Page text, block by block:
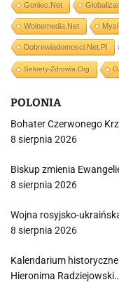
Goniec.net
Wolnemedia.net
Dobrewiadomosci.net.pl
Sekrety-Zdrowia.org
POLONIA
Bohater Czerwonego
8 sierpnia 2026
Biskup zmienia
8 sierpnia 2026
Wojna rosyjsko-
8 sierpnia 2026
Kalendarium
Hieronima Radziejowski…